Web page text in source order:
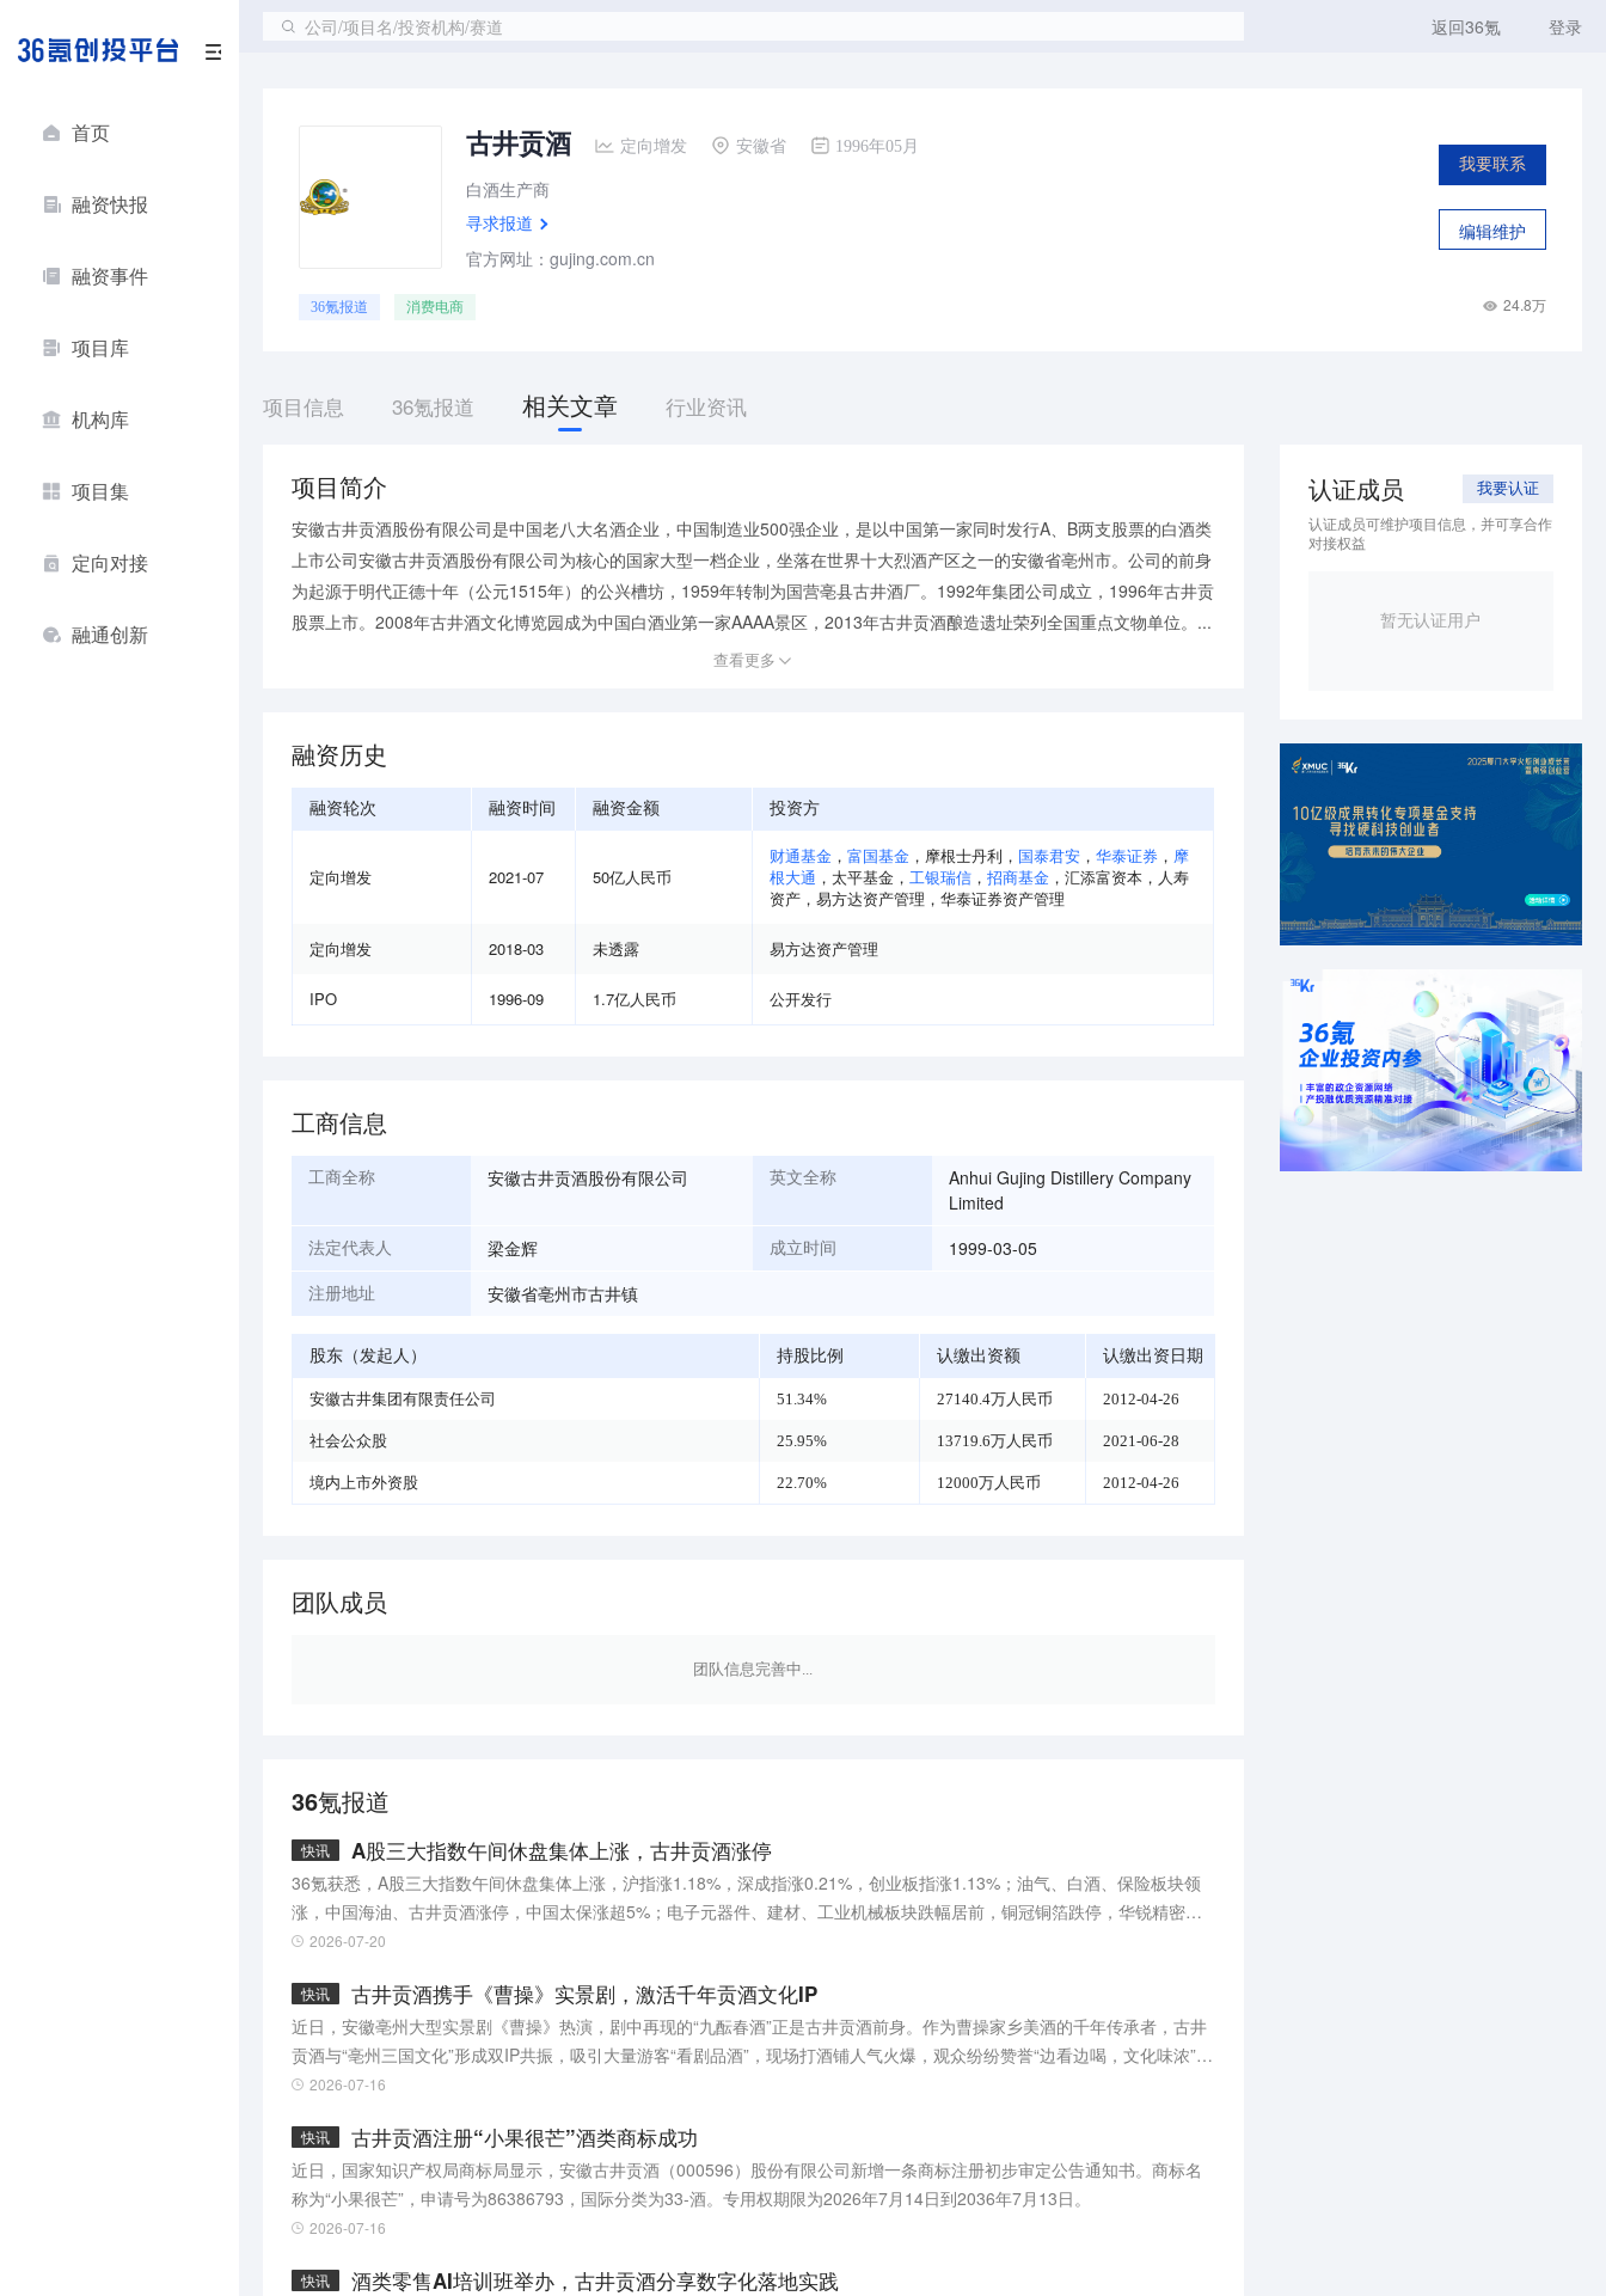
首页
融资快报
融资事件
项目库
机构库
项目集
定向对接
融通创新
公司/项目名/投资机构/赛道 返回36氪 登录
古井贡酒 定向增发 安徽省 1996年05月
白酒生产商
寻求报道
官方网址：gujing.com.cn
我要联系
编辑维护
36氪报道 消费电商 24.8万
项目信息 36氪报道 相关文章 行业资讯
项目简介
安徽古井贡酒股份有限公司是中国老八大名酒企业，中国制造业500强企业，是以中国第一家同时发行A、B两支股票的白酒类
上市公司安徽古井贡酒股份有限公司为核心的国家大型一档企业，坐落在世界十大烈酒产区之一的安徽省亳州市。公司的前身
为起源于明代正德十年（公元1515年）的公兴槽坊，1959年转制为国营亳县古井酒厂。1992年集团公司成立，1996年古井贡
股票上市。2008年古井酒文化博览园成为中国白酒业第一家AAAA景区，2013年古井贡酒酿造遗址荣列全国重点文物单位。...
查看更多
融资历史
融资轮次 融资时间 融资金额 投资方
定向增发 2021-07 50亿人民币
财通基金 ， 富国基金 ， 摩根士丹利 ， 国泰君安 ， 华泰证券 ， 摩
根大通 ， 太平基金 ， 工银瑞信 ， 招商基金 ， 汇添富资本 ， 人寿
资产 ， 易方达资产管理 ， 华泰证券资产管理
定向增发 2018-03 未透露 易方达资产管理
IPO 1996-09 1.7亿人民币 公开发行
工商信息
工商全称 安徽古井贡酒股份有限公司 英文全称
Anhui Gujing Distillery Company
Limited
法定代表人 梁金辉 成立时间 1999-03-05
注册地址 安徽省亳州市古井镇
股东（发起人） 持股比例 认缴出资额 认缴出资日期
安徽古井集团有限责任公司 51.34% 27140.4万人民币 2012-04-26
社会公众股 25.95% 13719.6万人民币 2021-06-28
境内上市外资股 22.70% 12000万人民币 2012-04-26
团队成员
团队信息完善中...
36氪报道
快讯 A股三大指数午间休盘集体上涨，古井贡酒涨停
36氪获悉，A股三大指数午间休盘集体上涨，沪指涨1.18%，深成指涨0.21%，创业板指涨1.13%；油气、白酒、保险板块领
涨，中国海油、古井贡酒涨停，中国太保涨超5%；电子元器件、建材、工业机械板块跌幅居前，铜冠铜箔跌停，华锐精密跌
超15%，国际复材跌超11%。
2026-07-20
快讯 古井贡酒携手《曹操》实景剧，激活千年贡酒文化IP
近日，安徽亳州大型实景剧《曹操》热演，剧中再现的“九酝春酒”正是古井贡酒前身。作为曹操家乡美酒的千年传承者，古井
贡酒与“亳州三国文化”形成双IP共振，吸引大量游客“看剧品酒”，现场打酒铺人气火爆，观众纷纷赞誉“边看边喝，文化味浓”。
古井贡酒的历史可溯至公元196年曹操献酒汉献帝，并呈《九酝酒法》，该法2018年获吉尼斯“世界现存最古老蒸馏酒酿造方
年）及酿造遗址列为全国重点文保单位，活态传承500余年。 在深耕文化的同时，古井贡酒加速国际化：自2014年起开展全
球酒文化巡礼，连续六届携手世博会，产品进入五大洲30余个国家和地区，并在巴黎、伦敦、柏林设立海外文化研究中心，持
续以“中国酿”讲述东方美酒故事。 从“一部剧”到“一瓶酒”，从千年古法到世界纪录，古井贡酒正以文化为核、品质为基，立足
亳州，香飘全球。
2026-07-16
快讯 古井贡酒注册“小果很芒”酒类商标成功
近日，国家知识产权局商标局显示，安徽古井贡酒（000596）股份有限公司新增一条商标注册初步审定公告通知书。商标名
称为“小果很芒”，申请号为86386793，国际分类为33-酒。专用权期限为2026年7月14日到2036年7月13日。
2026-07-16
快讯 酒类零售AI培训班举办，古井贡酒分享数字化落地实践
认证成员 我要认证
认证成员可维护项目信息，并可享合作
对接权益
暂无认证用户